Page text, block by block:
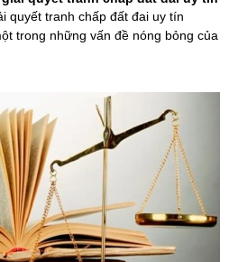
quyết tranh chấp đất đai uy tín
trong những vấn đề nóng bỏng của